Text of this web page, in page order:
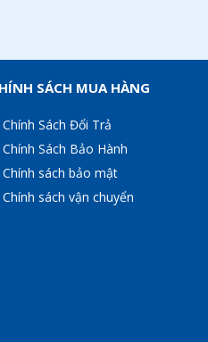
SÁCH MUA HÀNG
Chính Sách Đổi Trả
Chính Sách Bảo Hành
Chính sách bảo mật
Chính sách vận chuyển